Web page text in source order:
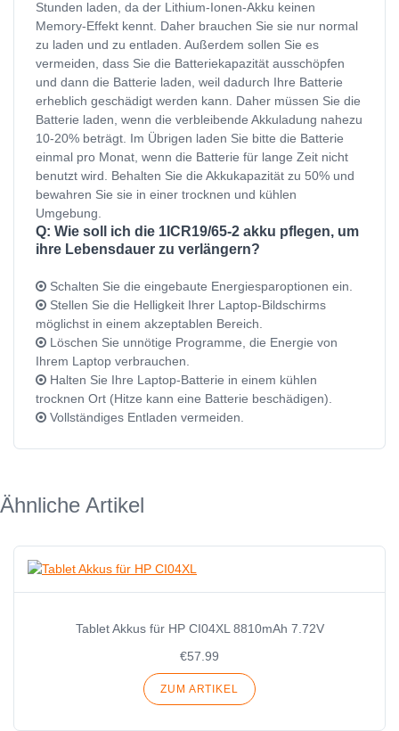
Stunden laden, da der Lithium-Ionen-Akku keinen
Memory-Effekt kennt. Daher brauchen Sie sie nur normal
zu laden und zu entladen. Außerdem sollen Sie es
vermeiden, dass Sie die Batteriekapazität ausschöpfen
und dann die Batterie laden, weil dadurch Ihre Batterie
erheblich geschädigt werden kann. Daher müssen Sie die
Batterie laden, wenn die verbleibende Akkuladung nahezu
10-20% beträgt. Im Übrigen laden Sie bitte die Batterie
einmal pro Monat, wenn die Batterie für lange Zeit nicht
benutzt wird. Behalten Sie die Akkukapazität zu 50% und
bewahren Sie sie in einer trocknen und kühlen
Umgebung.
Q: Wie soll ich die 1ICR19/65-2 akku pflegen, um
ihre Lebensdauer zu verlängern?
Schalten Sie die eingebaute Energiesparoptionen ein.
Stellen Sie die Helligkeit Ihrer Laptop-Bildschirms
möglichst in einem akzeptablen Bereich.
Löschen Sie unnötige Programme, die Energie von
Ihrem Laptop verbrauchen.
Halten Sie Ihre Laptop-Batterie in einem kühlen
trocknen Ort (Hitze kann eine Batterie beschädigen).
Vollständiges Entladen vermeiden.
Ähnliche Artikel
Tablet Akkus für HP CI04XL 8810mAh 7.72V
€57.99
ZUM ARTIKEL